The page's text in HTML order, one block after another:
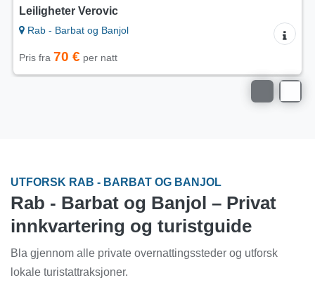
Leiligheter Verovic
Rab - Barbat og Banjol
Pris fra70 €per natt
UTFORSK RAB - BARBAT OG BANJOL
Rab - Barbat og Banjol – Privat
innkvartering og turistguide
Bla gjennom alle private overnattingssteder og utforsk
lokale turistattraksjoner.